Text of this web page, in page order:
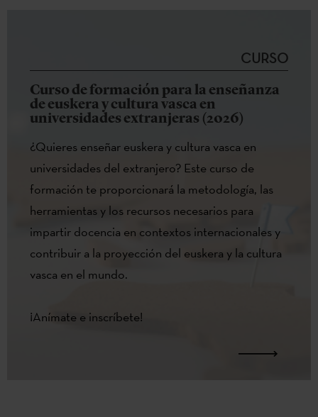
CURSO
Curso de formación para la enseñanza
de euskera y cultura vasca en
universidades extranjeras (2026)
¿Quieres enseñar euskera y cultura vasca en
universidades del extranjero? Este curso de
formación te proporcionará la metodología, las
herramientas y los recursos necesarios para
impartir docencia en contextos internacionales y
contribuir a la proyección del euskera y la cultura
vasca en el mundo.
¡Anímate e inscríbete!